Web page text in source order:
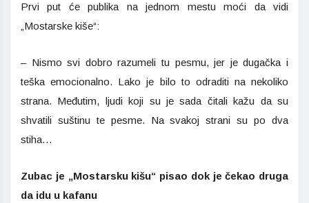
Prvi put će publika na jednom mestu moći da vidi
„Mostarske kiše“:
– Nismo svi dobro razumeli tu pesmu, jer je dugačka i
teška emocionalno. Lako je bilo to odraditi na nekoliko
strana. Međutim, ljudi koji su je sada čitali kažu da su
shvatili suštinu te pesme. Na svakoj strani su po dva
stiha…
Zubac je „Mostarsku kišu“ pisao dok je čekao druga
da idu u kafanu